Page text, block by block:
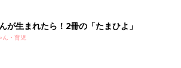
が生まれたら！2冊の「たまひよ」
ん・育児